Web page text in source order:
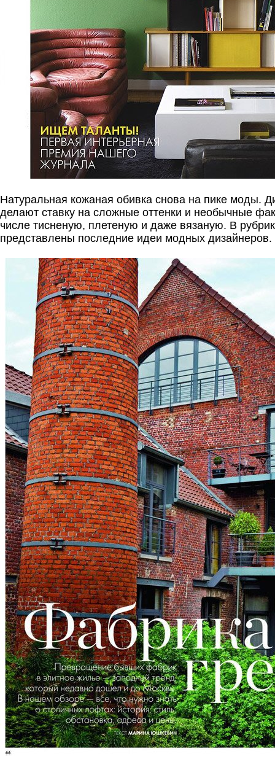
Натуральная кожаная обивка снова на пике моды.
делают ставку на сложные оттенки и необычные
числе тисненую, плетеную и даже вязаную. В
представлены последние идеи модных дизайнеров.